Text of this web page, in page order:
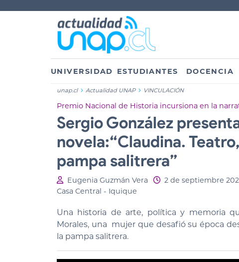
UNIVERSIDAD ESTUDIANTES DOCENCIA
unap.cl Actualidad UNAP VINCULACIÓN
Premio Nacional de Historia incursiona en la
Sergio González
novela:“Claudina.
pampa salitrera”
Eugenia Guzmán Vera
2 de septiembre
Casa Central - Iquique
Una historia de arte, política y memoria
Morales, una mujer que desafió su época
la pampa salitrera.